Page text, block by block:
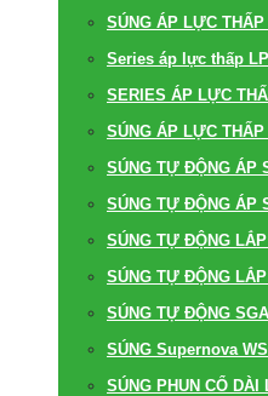
SÚNG ÁP LỰC
Series áp lực thấp
SERIES ÁP LỰC
SÚNG ÁP LỰC
SÚNG TỰ ĐỘNG ÁP
SÚNG TỰ ĐỘNG ÁP
SÚNG TỰ ĐỘNG
SÚNG TỰ ĐỘNG
SÚNG TỰ ĐỘNG
SÚNG Supernova
SÚNG PHUN CỔ DÀI